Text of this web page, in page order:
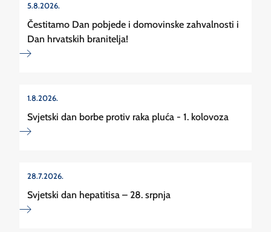
5.8.2026.
Čestitamo Dan pobjede i domovinske zahvalnosti i
Dan hrvatskih branitelja!
1.8.2026.
Svjetski dan borbe protiv raka pluća - 1. kolovoza
28.7.2026.
Svjetski dan hepatitisa – 28. srpnja